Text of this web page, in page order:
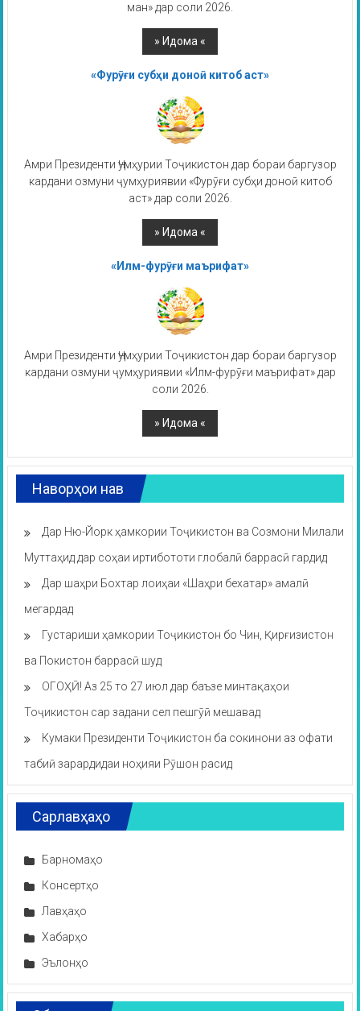
ман» дар соли 2026.
«Фурӯғи субҳи доноӣ китоб аст»
Амри Президенти Ҷумҳурии Тоҷикистон дар бораи баргузор
кардани озмуни ҷумҳуриявии «Фурӯғи субҳи доноӣ китоб
аст» дар соли 2026.
«Илм-фурӯғи маърифат»
Амри Президенти Ҷумҳурии Тоҷикистон дар бораи баргузор
кардани озмуни ҷумҳуриявии «Илм-фурӯғи маърифат» дар
соли 2026.
Наворҳои нав
Дар Ню-Йорк ҳамкории Тоҷикистон ва Созмони Милали
Муттаҳид дар соҳаи иртибототи глобалӣ баррасӣ гардид
Дар шаҳри Бохтар лоиҳаи «Шаҳри бехатар» амалӣ
мегардад
Густариши ҳамкории Тоҷикистон бо Чин, Қирғизистон
ва Покистон баррасӣ шуд
ОГОҲӢ! Аз 25 то 27 июл дар баъзе минтақаҳои
Тоҷикистон сар задани сел пешгӯӣ мешавад
Кумаки Президенти Тоҷикистон ба сокинони аз офати
табиӣ зарардидаи ноҳияи Рӯшон расид
Сарлавҳаҳо
Барномаҳо
Консертҳо
Лавҳаҳо
Хабарҳо
Эълонҳо